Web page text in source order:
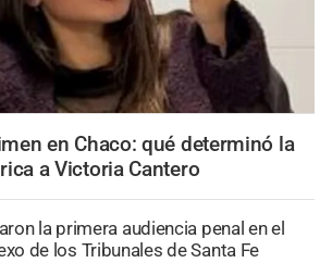
en Chaco: qué determinó la
a Victoria Cantero
la primera audiencia penal en el
de los Tribunales de Santa Fe